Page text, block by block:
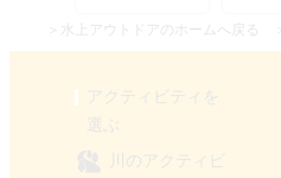
＞水上アウトドアのホームへ戻る
アクティビティを
川のアクティビ